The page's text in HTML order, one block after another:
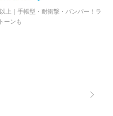
上｜手帳型・耐衝撃・バンパー！ラ
ーンも